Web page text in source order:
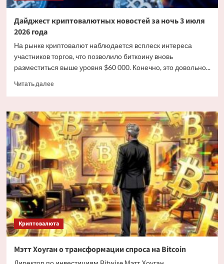
Дайджест криптовалютных новостей за ночь 3 июля
2026 года
На рынке криптовалют наблюдается всплеск интереса
участников торгов, что позволило биткоину вновь
разместиться выше уровня $60 000. Конечно, это довольно...
Читать далееПрочитать
Дайджест
криптовалютных
новостей
за
ночь
3
июля
2026
года
Криптовалюта
Мэтт Хоуган о трансформации спроса на Bitcoin